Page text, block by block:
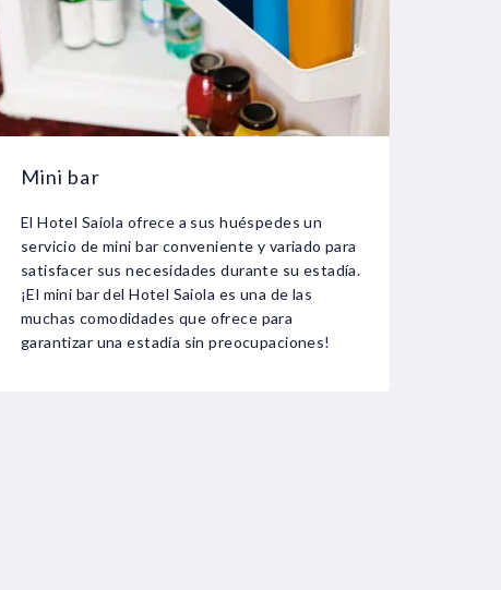
Mini bar
El Hotel Saiola ofrece a sus huéspedes un
servicio de mini bar conveniente y variado para
satisfacer sus necesidades durante su estadía.
¡El mini bar del Hotel Saiola es una de las
muchas comodidades que ofrece para
garantizar una estadía sin preocupaciones!